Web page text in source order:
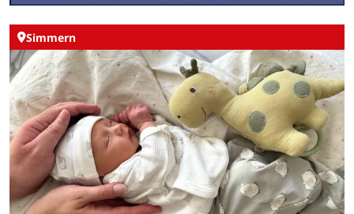
Simmern